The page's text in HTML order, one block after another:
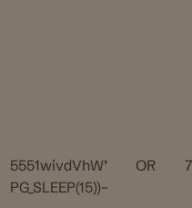
5551wivdVhW’ OR
PG_SLEEP(15))–